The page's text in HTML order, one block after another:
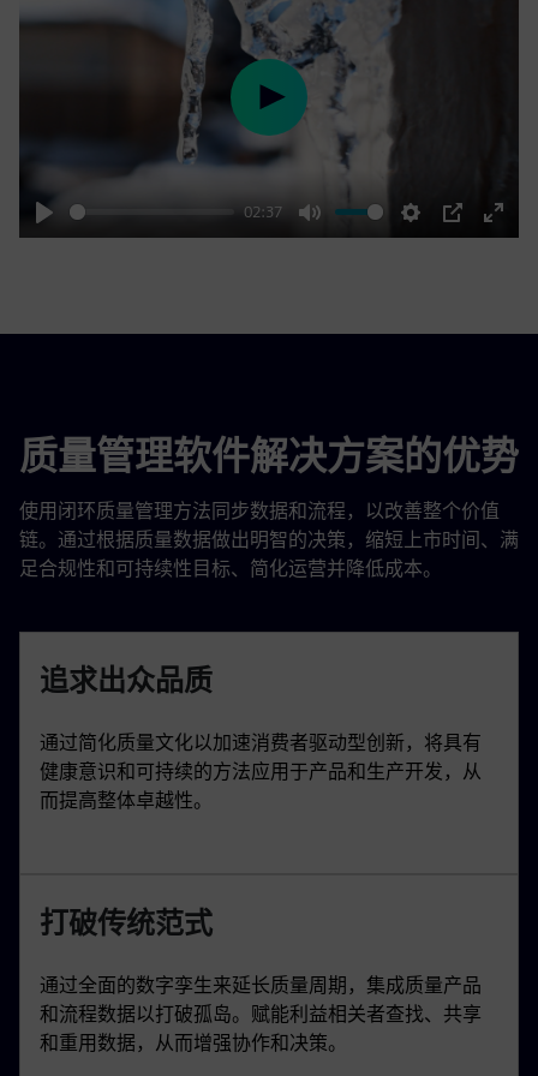
Play
02:37
Mute Settings
PIP
Enter
Play
质量管理软件解决方案的优势
使用闭环质量管理方法同步数据和流程，以改善整个价值
链。通过根据质量数据做出明智的决策，缩短上市时间、满
足合规性和可持续性目标、简化运营并降低成本。
追求出众品质
通过简化质量文化以加速消费者驱动型创新，将具有
健康意识和可持续的方法应用于产品和生产开发，从
而提高整体卓越性。
打破传统范式
通过全面的数字孪生来延长质量周期，集成质量产品
和流程数据以打破孤岛。赋能利益相关者查找、共享
和重用数据，从而增强协作和决策。